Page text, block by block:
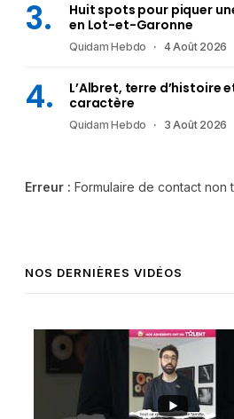
Huit spots pour piquer
en Lot-et-Garonne
Quidam Hebdo 4 Août 2026
L’Albret, terre d’histoire
caractère
Quidam Hebdo 3 Août 2026
Erreur : Formulaire de contact non
NOS DERNIÈRES VIDÉOS